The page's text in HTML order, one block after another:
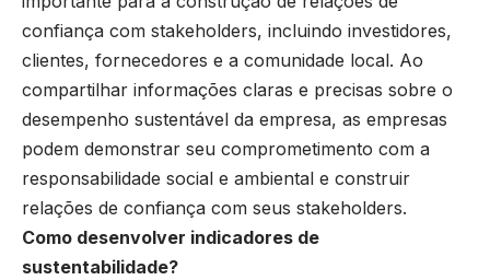
confiança com stakeholders, incluindo investidores,
clientes, fornecedores e a comunidade local. Ao
compartilhar informações claras e precisas sobre o
desempenho sustentável da empresa, as empresas
podem demonstrar seu comprometimento com a
responsabilidade social e ambiental e construir
relações de confiança com seus stakeholders.
Como desenvolver indicadores de
sustentabilidade?